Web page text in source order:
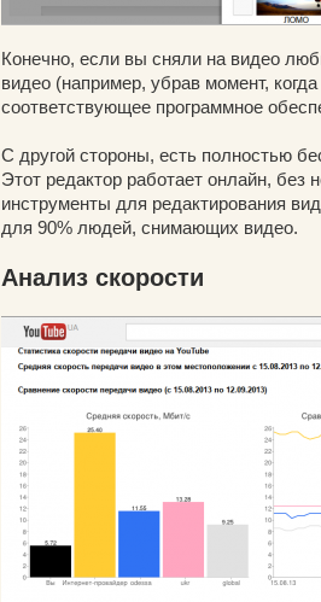
Конечно, если вы сняли на видео
видео (например, убрав момент,
соответствующее программное
С другой стороны, есть полностью
Этот редактор работает онлайн, без
инструменты для редактирования
для 90% людей, снимающих видео.
Анализ скорости